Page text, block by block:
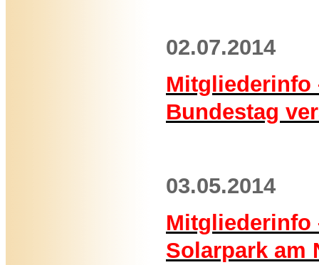
02.07.2014
Mitgliederinfo
Bundestag
03.05.2014
Mitgliederinfo
Solarpark am